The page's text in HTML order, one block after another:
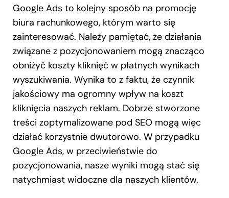
Google Ads to kolejny sposób na promocję
biura rachunkowego, którym warto się
zainteresować. Należy pamiętać, że działania
związane z pozycjonowaniem mogą znacząco
obniżyć koszty kliknięć w płatnych wynikach
wyszukiwania. Wynika to z faktu, że czynnik
jakościowy ma ogromny wpływ na koszt
kliknięcia naszych reklam. Dobrze stworzone
treści zoptymalizowane pod SEO mogą więc
działać korzystnie dwutorowo. W przypadku
Google Ads, w przeciwieństwie do
pozycjonowania, nasze wyniki mogą stać się
natychmiast widoczne dla naszych klientów.